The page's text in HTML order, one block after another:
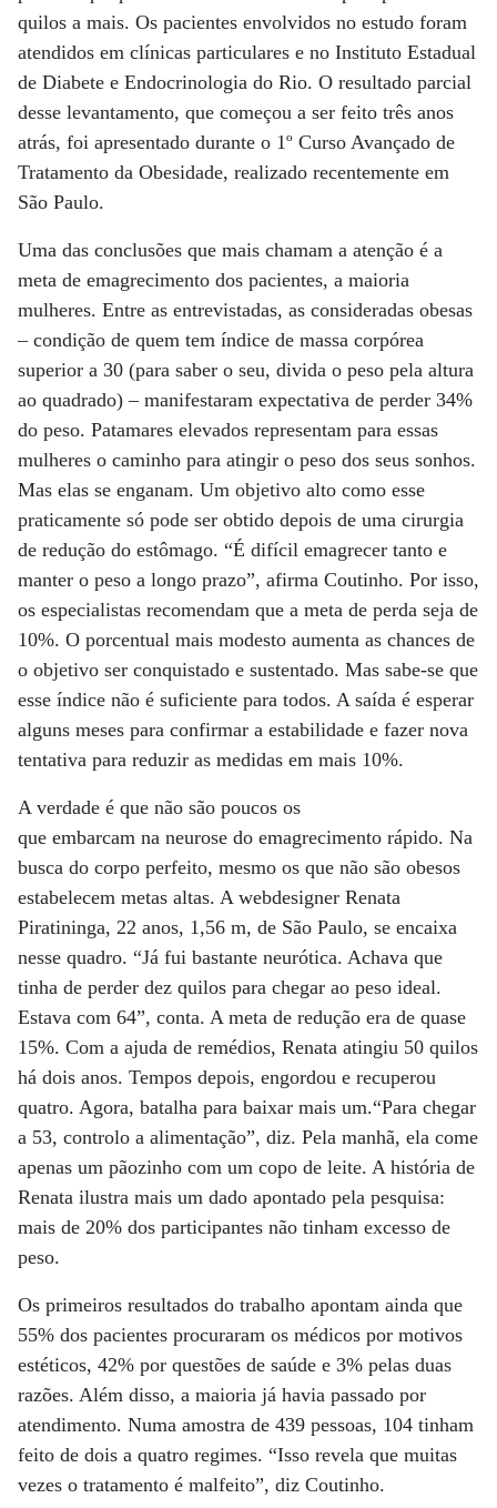
quilos a mais. Os pacientes envolvidos no estudo foram
atendidos em clínicas particulares e no Instituto Estadual
de Diabete e Endocrinologia do Rio. O resultado parcial
desse levantamento, que começou a ser feito três anos
atrás, foi apresentado durante o 1º Curso Avançado de
Tratamento da Obesidade, realizado recentemente em
São Paulo.
Uma das conclusões que mais chamam a atenção é a
meta de emagrecimento dos pacientes, a maioria
mulheres. Entre as entrevistadas, as consideradas obesas
– condição de quem tem índice de massa corpórea
superior a 30 (para saber o seu, divida o peso pela altura
ao quadrado) – manifestaram expectativa de perder 34%
do peso. Patamares elevados representam para essas
mulheres o caminho para atingir o peso dos seus sonhos.
Mas elas se enganam. Um objetivo alto como esse
praticamente só pode ser obtido depois de uma cirurgia
de redução do estômago. “É difícil emagrecer tanto e
manter o peso a longo prazo”, afirma Coutinho. Por isso,
os especialistas recomendam que a meta de perda seja de
10%. O porcentual mais modesto aumenta as chances de
o objetivo ser conquistado e sustentado. Mas sabe-se que
esse índice não é suficiente para todos. A saída é esperar
alguns meses para confirmar a estabilidade e fazer nova
tentativa para reduzir as medidas em mais 10%.
A verdade é que não são poucos os
que embarcam na neurose do emagrecimento rápido. Na
busca do corpo perfeito, mesmo os que não são obesos
estabelecem metas altas. A webdesigner Renata
Piratininga, 22 anos, 1,56 m, de São Paulo, se encaixa
nesse quadro. “Já fui bastante neurótica. Achava que
tinha de perder dez quilos para chegar ao peso ideal.
Estava com 64”, conta. A meta de redução era de quase
15%. Com a ajuda de remédios, Renata atingiu 50 quilos
há dois anos. Tempos depois, engordou e recuperou
quatro. Agora, batalha para baixar mais um.“Para chegar
a 53, controlo a alimentação”, diz. Pela manhã, ela come
apenas um pãozinho com um copo de leite. A história de
Renata ilustra mais um dado apontado pela pesquisa:
mais de 20% dos participantes não tinham excesso de
peso.
Os primeiros resultados do trabalho apontam ainda que
55% dos pacientes procuraram os médicos por motivos
estéticos, 42% por questões de saúde e 3% pelas duas
razões. Além disso, a maioria já havia passado por
atendimento. Numa amostra de 439 pessoas, 104 tinham
feito de dois a quatro regimes. “Isso revela que muitas
vezes o tratamento é malfeito”, diz Coutinho.